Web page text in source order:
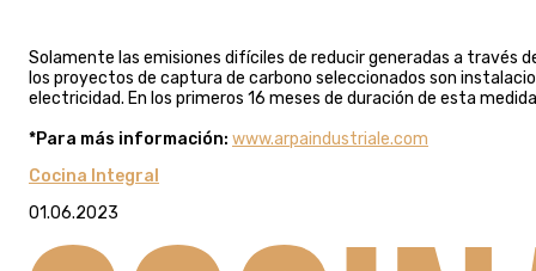
Solamente las emisiones difíciles de reducir generadas a través
los proyectos de captura de carbono seleccionados son
electricidad. En los primeros 16 meses de duración de esta
*Para más información: www.arpaindustriale.com
Cocina Integral
01.06.2023